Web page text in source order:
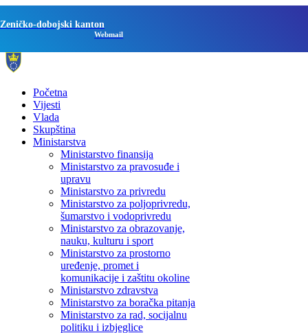
Zeničko-dobojski kanton
Webmail
Početna
Vijesti
Vlada
Skupština
Ministarstva
Ministarstvo finansija
Ministarstvo za pravosuđe i
upravu
Ministarstvo za privredu
Ministarstvo za poljoprivredu,
šumarstvo i vodoprivredu
Ministarstvo za obrazovanje,
nauku, kulturu i sport
Ministarstvo za prostorno
uređenje, promet i
komunikacije i zaštitu okoline
Ministarstvo zdravstva
Ministarstvo za boračka pitanja
Ministarstvo za rad, socijalnu
politiku i izbjeglice